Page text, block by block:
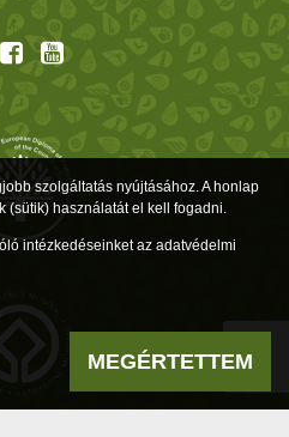
szolgáltatás nyújtásához. A honlap
használatát el kell fogadni.
intézkedéseinket az adatvédelmi
MEGÉRTETTEM